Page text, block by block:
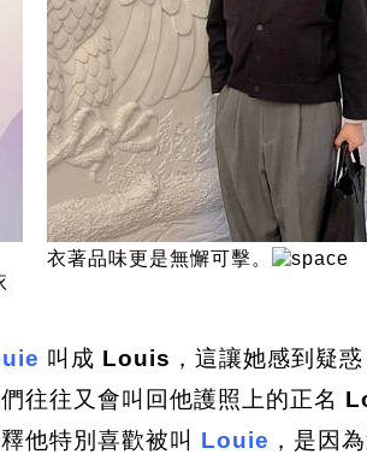
衣著品味更是無懈可擊。
叫成 Louis ，這讓她感到疑
往往又會叫回他護照上的正名
他特別喜歡被叫 Louie ，是因